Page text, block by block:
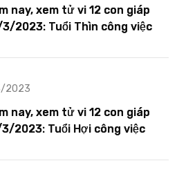
nay, xem tử vi 12 con giáp
2023: Tuổi Thìn công việc
2023
nay, xem tử vi 12 con giáp
2023: Tuổi Hợi công việc